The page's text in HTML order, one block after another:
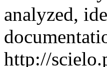
analyzed,
http://